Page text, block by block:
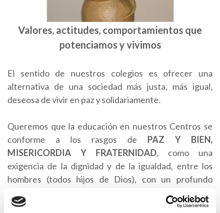
Valores, actitudes, comportamientos que
potenciamos y vivimos
El sentido de nuestros colegios es ofrecer una
alternativa de una sociedad más justa, más igual,
deseosa de vivir en paz y solidariamente.
Queremos que la educación en nuestros Centros se
conforme a los rasgos de PAZ Y BIEN,
MISERICORDIA Y FRATERNIDAD, como una
exigencia de la dignidad y de la igualdad, entre los
hombres (todos hijos de Dios), con un profundo